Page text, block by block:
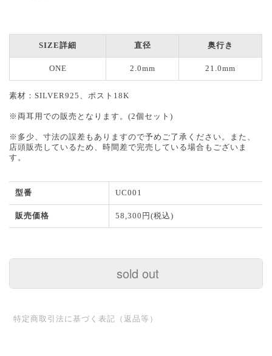
SIZE詳細 直径 奥行き
ONE 2.0mm 21.0mm
素材：SILVER925、ポスト18K
※両耳用での販売となります。(2個セット)
※多少、寸法の誤差もありますので予めご了承ください。また、
店頭販売しているため、時間差で完売している場合もございま
す。
型番 UC001
販売価格 58,300円(税込)
sold out
特定商取引法に基づく表記（返品等）